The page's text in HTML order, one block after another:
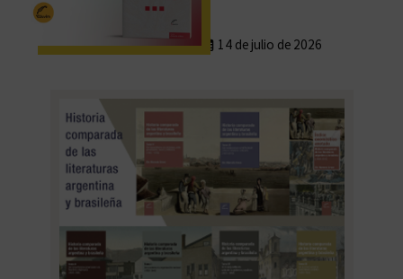
14 de julio de 2026